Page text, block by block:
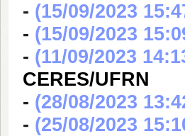
- (15/09/2023
- (15/09/2023
- (11/09/2023
CERES/UFRN
- (28/08/2023
- (25/08/2023